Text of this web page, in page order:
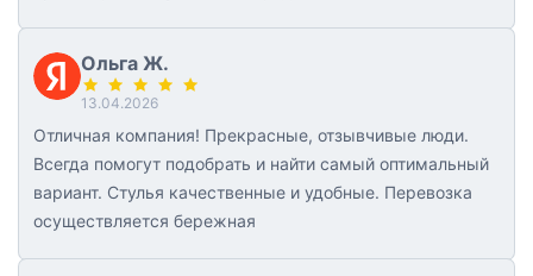
Ольга Ж.
13.04.2026
Отличная компания! Прекрасные, отзывчивые люди.
Всегда помогут подобрать и найти самый оптимальный
вариант. Стулья качественные и удобные. Перевозка
осуществляется бережная